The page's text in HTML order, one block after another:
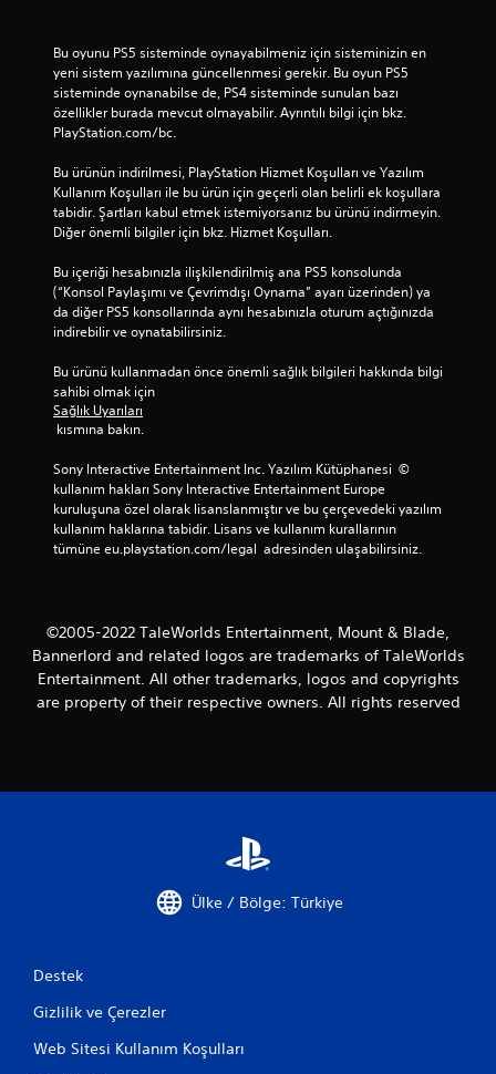
Bu oyunu PS5 sisteminde oynayabilmeniz için sisteminizin en
yeni sistem yazılımına güncellenmesi gerekir. Bu oyun PS5
sisteminde oynanabilse de, PS4 sisteminde sunulan bazı
özellikler burada mevcut olmayabilir. Ayrıntılı bilgi için bkz.
PlayStation.com/bc.
Bu ürünün indirilmesi, PlayStation Hizmet Koşulları ve Yazılım
Kullanım Koşulları ile bu ürün için geçerli olan belirli ek koşullara
tabidir. Şartları kabul etmek istemiyorsanız bu ürünü indirmeyin.
Diğer önemli bilgiler için bkz. Hizmet Koşulları.
Bu içeriği hesabınızla ilişkilendirilmiş ana PS5 konsolunda
(“Konsol Paylaşımı ve Çevrimdışı Oynama” ayarı üzerinden) ya
da diğer PS5 konsollarında aynı hesabınızla oturum açtığınızda
indirebilir ve oynatabilirsiniz.
Bu ürünü kullanmadan önce önemli sağlık bilgileri hakkında bilgi
sahibi olmak için
Sağlık Uyarıları
kısmına bakın.
Sony Interactive Entertainment Inc. Yazılım Kütüphanesi  ©
kullanım hakları Sony Interactive Entertainment Europe
kuruluşuna özel olarak lisanslanmıştır ve bu çerçevedeki yazılım
kullanım haklarına tabidir. Lisans ve kullanım kurallarının
tümüne eu.playstation.com/legal  adresinden ulaşabilirsiniz.
©2005-2022 TaleWorlds Entertainment, Mount & Blade,
Bannerlord and related logos are trademarks of TaleWorlds
Entertainment. All other trademarks, logos and copyrights
are property of their respective owners. All rights reserved
Ülke / Bölge: Türkiye
Destek
Gizlilik ve Çerezler
Web Sitesi Kullanım Koşulları